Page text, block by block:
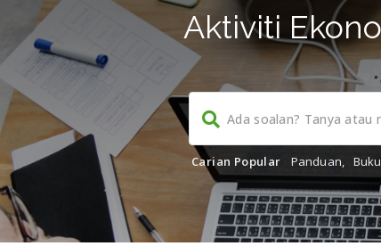
Aktiviti
Carian Popular Panduan, Buku